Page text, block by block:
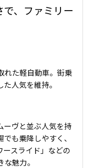
、ファミリー
れた軽自動車。街乗
人気を維持。
ーヴと並ぶ人気を持
も乗降しやすく、
ースライド」などの
魅力。